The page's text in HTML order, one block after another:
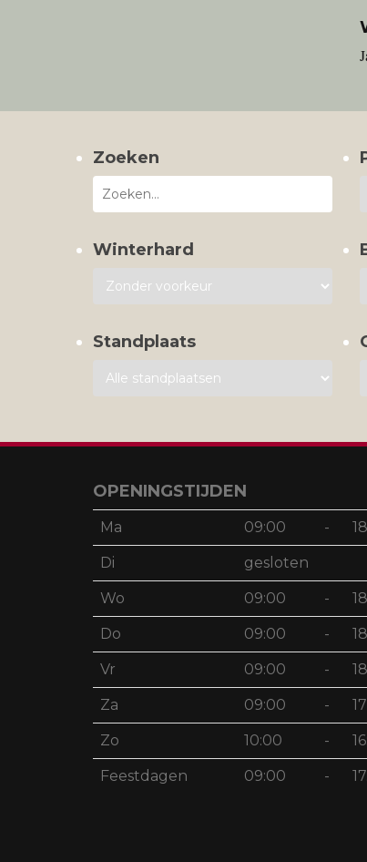
Zoeken
Winterhard
Standplaats
OPENINGSTIJDEN
Ma 09:00 -
Di gesloten
Wo 09:00 -
Do 09:00 -
Vr 09:00 -
Za 09:00 -
Zo 10:00 -
Feestdagen 09:00 -